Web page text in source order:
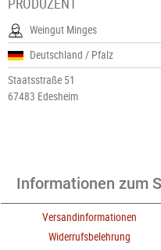
Weingut Minges
Deutschland / Pfalz
Staatsstraße 51
67483 Edesheim
Informationen zum
Versandinformationen
Widerrufsbelehrung